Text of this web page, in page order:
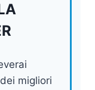
migliori